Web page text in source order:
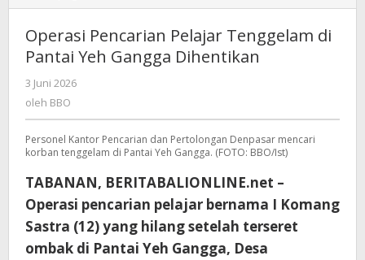
Pencarian
Tenggelam
di
Operasi Pencarian Pelajar Tenggelam di
Pantai Yeh Gangga Dihentikan
3 Juni 2026
oleh BBO
Personel Kantor Pencarian dan Pertolongan Denpasar mencari
korban tenggelam di Pantai Yeh Gangga. (FOTO: BBO/Ist)
TABANAN, BERITABALIONLINE.net –
Operasi pencarian pelajar bernama I Komang
Sastra (12) yang hilang setelah terseret
ombak di Pantai Yeh Gangga, Desa